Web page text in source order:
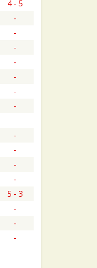
4 - 5
-
-
-
-
-
-
-
-
-
-
-
5 - 3
-
-
-